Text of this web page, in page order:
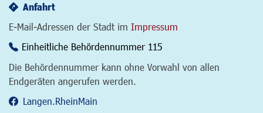
Anfahrt
E-Mail-Adressen der Stadt im Impressum
Einheitliche Behördennummer 115
Die Behördennummer kann ohne Vorwahl von allen
Endgeräten angerufen werden.
Langen.RheinMain